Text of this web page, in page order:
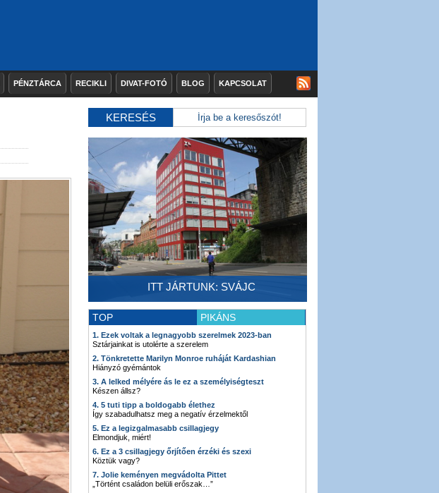
PÉNZTÁRCA RECIKLI DIVAT-FOTÓ BLOG KAPCSOLAT
KERESÉS
ITT JÁRTUNK: SVÁJC
TOP PIKÁNS
1. Ezek voltak a legnagyobb szerelmek 2023-ban
Sztárjainkat is utolérte a szerelem
2. Tönkretette Marilyn Monroe ruháját Kardashian
Hiányzó gyémántok
3. A lelked mélyére ás le ez a személyiségteszt
Készen állsz?
4. 5 tuti tipp a boldogabb élethez
Így szabadulhatsz meg a negatív érzelmektől
5. Ez a legizgalmasabb csillagjegy
Elmondjuk, miért!
6. Ez a 3 csillagjegy őrjítően érzéki és szexi
Köztük vagy?
7. Jolie keményen megvádolta Pittet
„Történt családon belüli erőszak…”